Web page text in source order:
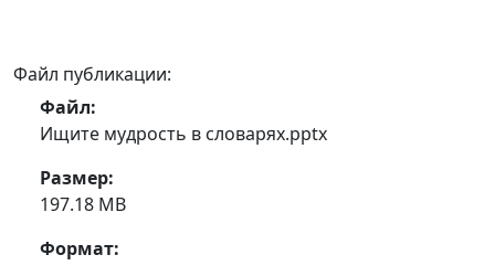
Файл публикации:
Файл:
Ищите мудрость в словарях.pptx
Размер:
197.18 MB
Формат: